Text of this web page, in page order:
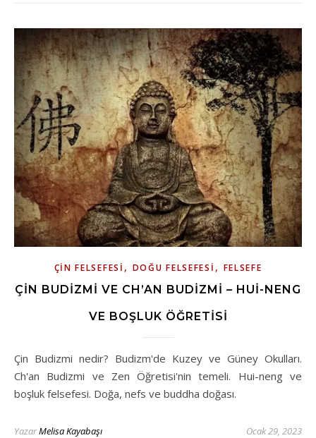
ÇIN FELSEFESI , DOĞU FELSEFESI , FELSEFE
ÇIN BUDIZMI VE CH’AN BUDIZMI – HUI-NENG
VE BOŞLUK ÖĞRETISI
Çin Budizmi nedir? Budizm'de Kuzey ve Güney Okulları.
Ch'an Budizmi ve Zen Öğretisi'nin temeli. Hui-neng ve
boşluk felsefesi. Doğa, nefs ve buddha doğası.
YazarMelisa Kayabaşı Ocak 29, 2023